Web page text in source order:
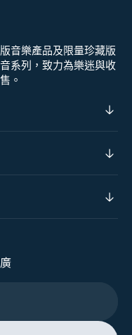
音樂產品及限量珍藏版
系列，致力為樂迷與收
。